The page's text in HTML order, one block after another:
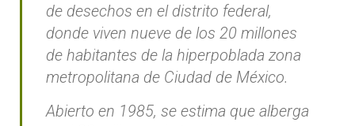
de desechos en el distrito federal,
donde viven nueve de los 20 millones
de habitantes de la hiperpoblada zona
metropolitana de Ciudad de México.
Abierto en 1985, se estima que alberga